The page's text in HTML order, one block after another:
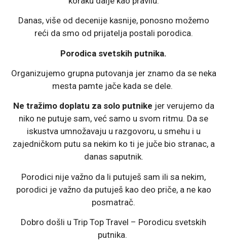
Danas, više od decenije kasnije, ponosno možemo
reći da smo od prijatelja postali porodica.
Porodica svetskih putnika.
Organizujemo grupna putovanja jer znamo da se neka
mesta pamte jače kada se dele.
Ne tražimo doplatu za solo putnike jer verujemo da
niko ne putuje sam, već samo u svom ritmu. Da se
iskustva umnožavaju u razgovoru, u smehu i u
zajedničkom putu sa nekim ko ti je juče bio stranac, a
danas saputnik.
Porodici nije važno da li putuješ sam ili sa nekim,
porodici je važno da putuješ kao deo priče, a ne kao
posmatrač.
Dobro došli u Trip Top Travel – Porodicu svetskih
putnika.